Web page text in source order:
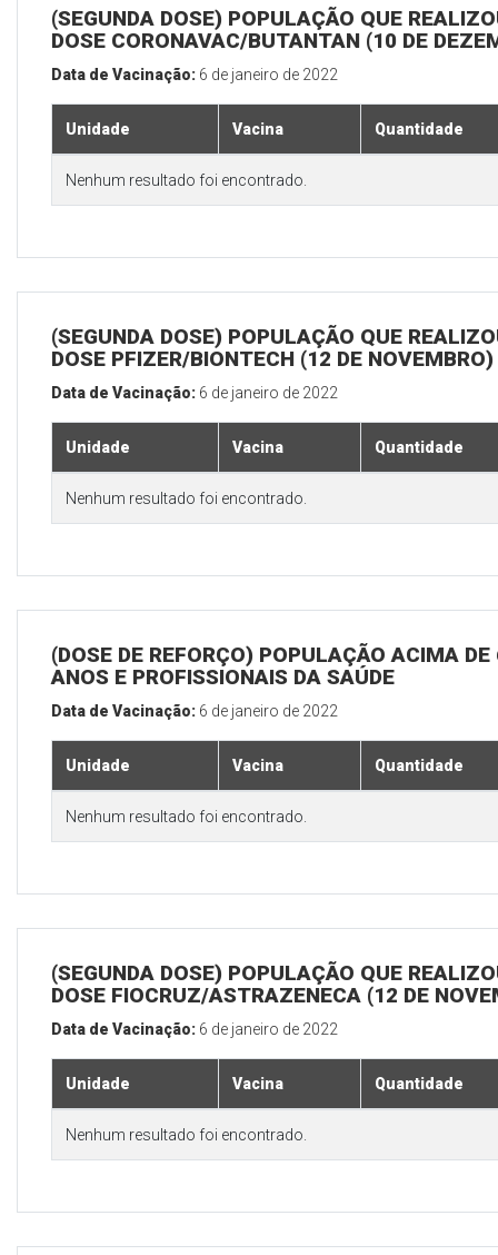
(SEGUNDA DOSE) POPULAÇÃO QUE
DOSE CORONAVAC/BUTANTAN (10 DE
Data de Vacinação: 6 de janeiro de 2022
Unidade Vacina Quantidade
Nenhum resultado foi encontrado.
(SEGUNDA DOSE) POPULAÇÃO QUE
DOSE PFIZER/BIONTECH (12 DE NOVEMBRO)
Data de Vacinação: 6 de janeiro de 2022
Unidade Vacina Quantidade
Nenhum resultado foi encontrado.
(DOSE DE REFORÇO) POPULAÇÃO ACIMA DE
ANOS E PROFISSIONAIS DA SAÚDE
Data de Vacinação: 6 de janeiro de 2022
Unidade Vacina Quantidade
Nenhum resultado foi encontrado.
(SEGUNDA DOSE) POPULAÇÃO QUE
DOSE FIOCRUZ/ASTRAZENECA (12 DE
Data de Vacinação: 6 de janeiro de 2022
Unidade Vacina Quantidade
Nenhum resultado foi encontrado.